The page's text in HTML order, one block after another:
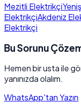
Mezitli Elektrikçi
ElektrikçiAkdeniz
Elektrikçi
Bu Sorunu
Hemen bir usta ile
yanınızda olalım.
WhatsApp'tan Yazın